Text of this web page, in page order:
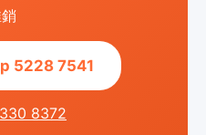
5228 7541
8372